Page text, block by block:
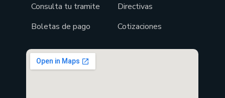
Consulta tu tramite
Boletas de pago
Directivas
Cotizaciones